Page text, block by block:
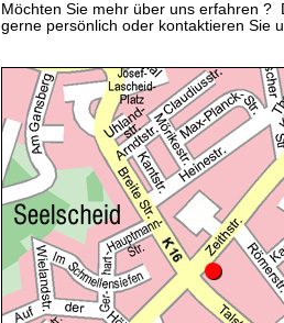
Möchten Sie mehr über uns erfahren ?
gerne persönlich oder kontaktieren Sie